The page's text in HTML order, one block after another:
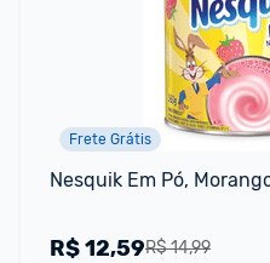
Frete Grátis
Nesquik Em Pó,
R$ 14,99
R$12,59